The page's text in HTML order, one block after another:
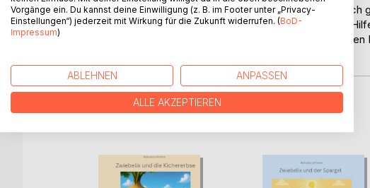
graben. Doch unter der Erde wohnt Tubi Toffel und plötzlich
bemerkt Barni Brokkoli die Situation und ruft Zwiebelix zu
Das Beet wird repariert und Tino Pino bekommt einen
WEITERE TITEL BEIBoD
Vorgänge ein. Du kannst deine Einwilligung (z. B. im Footer unter „Privacy-
Einstellungen“) jederzeit mit Wirkung für die Zukunft widerrufen. (BoD-
Impressum)
ABLEHNEN ANPASSEN
ALLE AKZEPTIEREN